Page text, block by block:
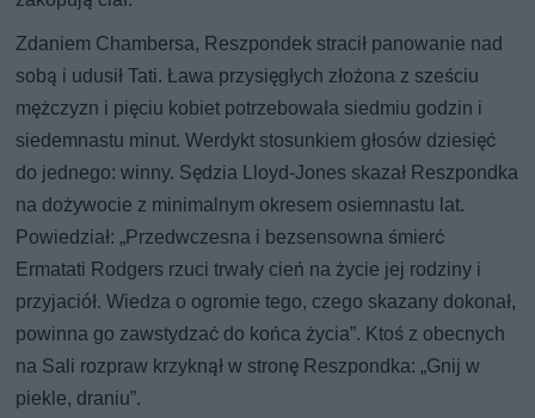
Zdaniem Chambersa, Reszpondek stracił panowanie nad
sobą i udusił Tati. Ława przysięgłych złożona z sześciu
mężczyzn i pięciu kobiet potrzebowała siedmiu godzin i
siedemnastu minut. Werdykt stosunkiem głosów dziesięć
do jednego: winny. Sędzia Lloyd-Jones skazał Reszpondka
na dożywocie z minimalnym okresem osiemnastu lat.
Powiedział: „Przedwczesna i bezsensowna śmierć
Ermatati Rodgers rzuci trwały cień na życie jej rodziny i
przyjaciół. Wiedza o ogromie tego, czego skazany dokonał,
powinna go zawstydzać do końca życia”. Ktoś z obecnych
na Sali rozpraw krzyknął w stronę Reszpondka: „Gnij w
piekle, draniu”.